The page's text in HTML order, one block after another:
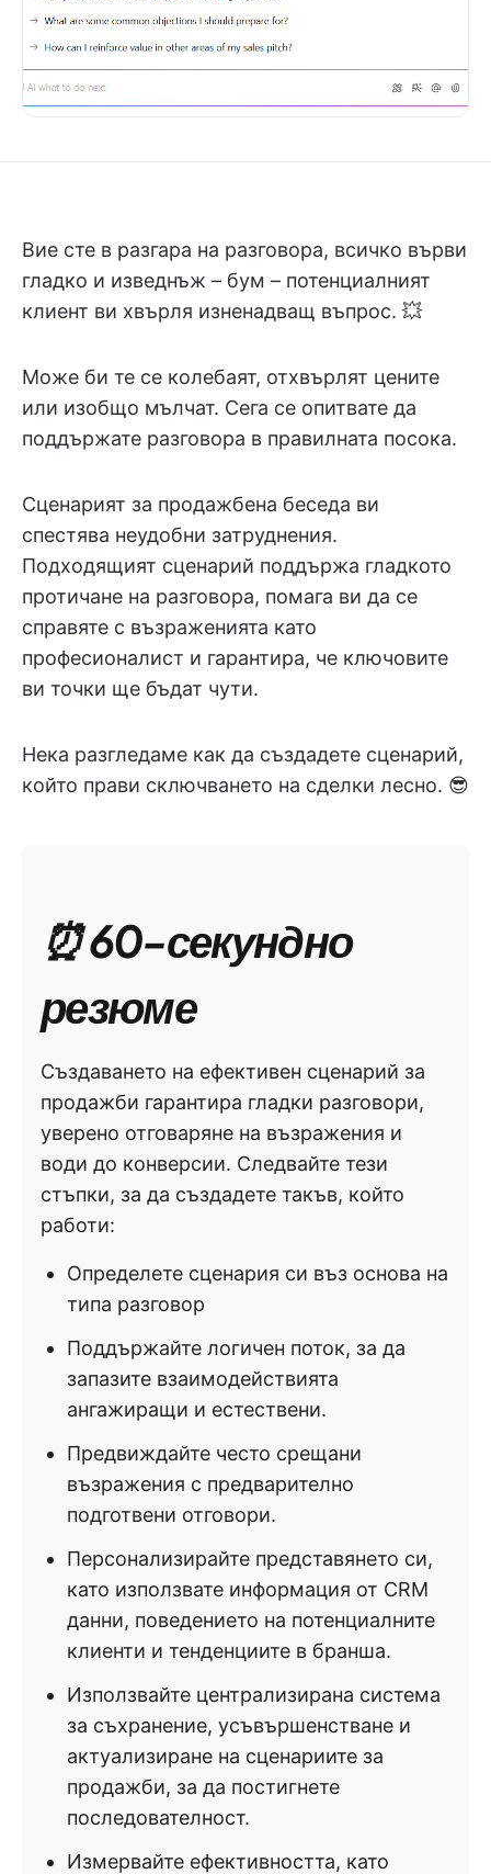
Вие сте в разгара на разговора, всичко върви
гладко и изведнъж – бум – потенциалният
клиент ви хвърля изненадващ въпрос. 💥
Може би те се колебаят, отхвърлят цените
или изобщо мълчат. Сега се опитвате да
поддържате разговора в правилната посока.
Сценарият за продажбена беседа ви
спестява неудобни затруднения.
Подходящият сценарий поддържа гладкото
протичане на разговора, помага ви да се
справяте с възраженията като
професионалист и гарантира, че ключовите
ви точки ще бъдат чути.
Нека разгледаме как да създадете сценарий,
който прави сключването на сделки лесно. 😎
⏰ 60-секундно
резюме
Създаването на ефективен сценарий за
продажби гарантира гладки разговори,
уверено отговаряне на възражения и
води до конверсии. Следвайте тези
стъпки, за да създадете такъв, който
работи:
Определете сценария си въз основа на
типа разговор
Поддържайте логичен поток, за да
запазите взаимодействията
ангажиращи и естествени.
Предвиждайте често срещани
възражения с предварително
подготвени отговори.
Персонализирайте представянето си,
като използвате информация от CRM
данни, поведението на потенциалните
клиенти и тенденциите в бранша.
Използвайте централизирана система
за съхранение, усъвършенстване и
актуализиране на сценариите за
продажби, за да постигнете
последователност.
Измервайте ефективността, като